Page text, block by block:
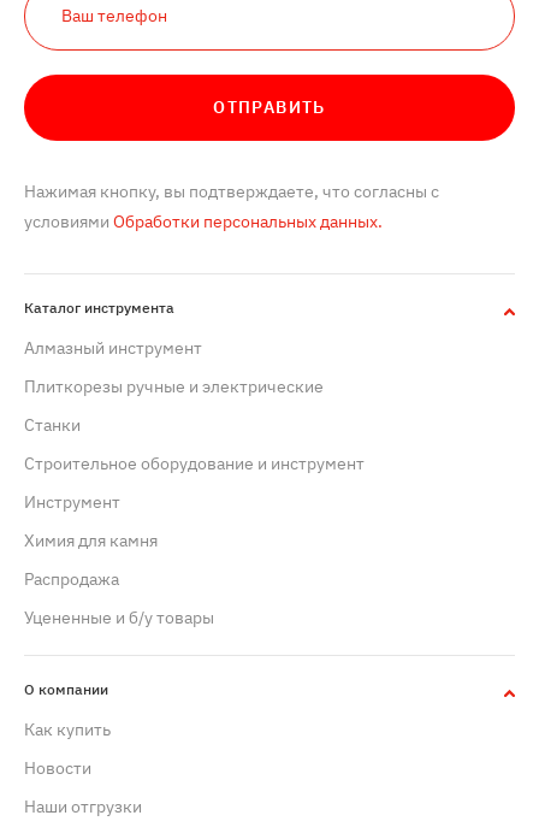
ОТПРАВИТЬ
Нажимая кнопку, вы подтверждаете, что согласны с
условиями Обработки персональных данных.
Каталог инструмента
Алмазный инструмент
Плиткорезы ручные и электрические
Станки
Строительное оборудование и инструмент
Инструмент
Химия для камня
Распродажа
Уцененные и б/у товары
О компании
Как купить
Новости
Наши отгрузки